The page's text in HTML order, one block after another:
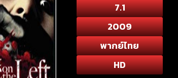
7.1
2009
พากย์ไทย
HD